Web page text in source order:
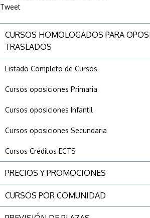
CURSOS HOMOLOGADOS PARA
TRASLADOS
Listado Completo de Cursos
Cursos oposiciones Primaria
Cursos oposiciones Infantil
Cursos oposiciones Secundaria
Cursos Créditos ECTS
PRECIOS Y PROMOCIONES
CURSOS POR COMUNIDAD
Tweet